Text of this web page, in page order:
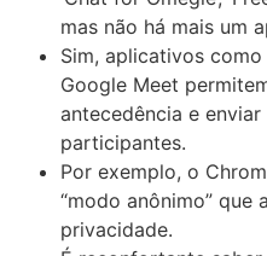
mas não há mais um
Sim, aplicativos
Google Meet
antecedência e
participantes.
Por exemplo, o
“modo anônimo” que
privacidade.